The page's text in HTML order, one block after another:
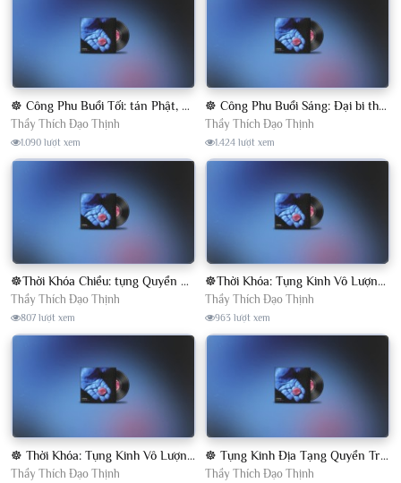
☸ Công Phu Buổi Tối: tán Phật, niệm Phật, lễ Phật y học, thể dục tâm pháp ☸
Thầy Thích Đạo Thịnh
1.090 lượt xem
☸ Công Phu Buổi Sáng: Đại bi thập chú, tán Phật, niệm Phật, lễ Phật y học, thể dục tâm pháp ☸
Thầy Thích Đạo Thịnh
1.424 lượt xem
☸Thời Khóa Chiều: tụng Quyển Hạ - Kinh Vô Lượng Thọ - Khóa Tu Phật Thất☸
Thầy Thích Đạo Thịnh
807 lượt xem
☸Thời Khóa: Tụng Kinh Vô Lượng Thọ- Quyển Trung - Khóa Tu Phật Thất☸
Thầy Thích Đạo Thịnh
963 lượt xem
☸ Thời Khóa: Tụng Kinh Vô Lượng Thọ - Quyển Thượng - Khóa Tu Phật Thất ☸
Thầy Thích Đạo Thịnh
☸ Tụng Kinh Địa Tạng Quyển Trung - Hạ & Thí Thực – Khóa Tu Địa Tạng Ngày 11/04/2021☸
Thầy Thích Đạo Thịnh